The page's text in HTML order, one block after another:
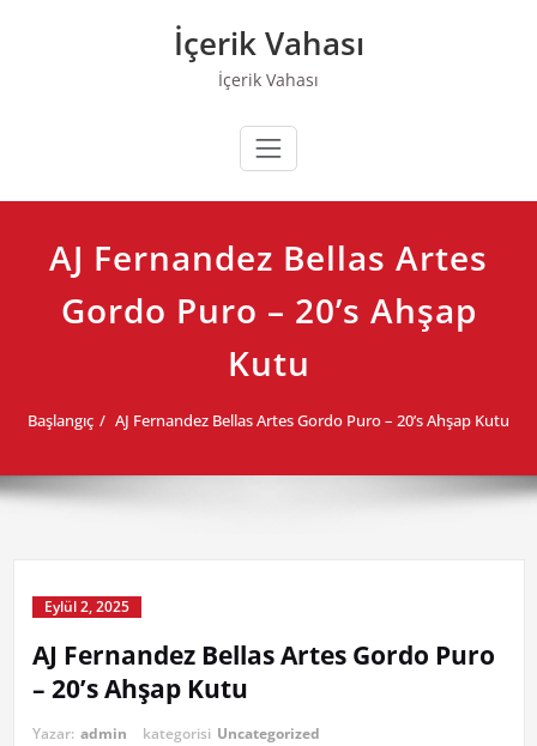
İçerik Vahası
İçerik Vahası
AJ Fernandez Bellas Artes
Gordo Puro – 20’s Ahşap
Kutu
Başlangıç AJ Fernandez Bellas Artes Gordo Puro – 20’s Ahşap Kutu
Eylül 2, 2025
AJ Fernandez Bellas Artes Gordo Puro
– 20’s Ahşap Kutu
Yazar: admin kategorisi Uncategorized